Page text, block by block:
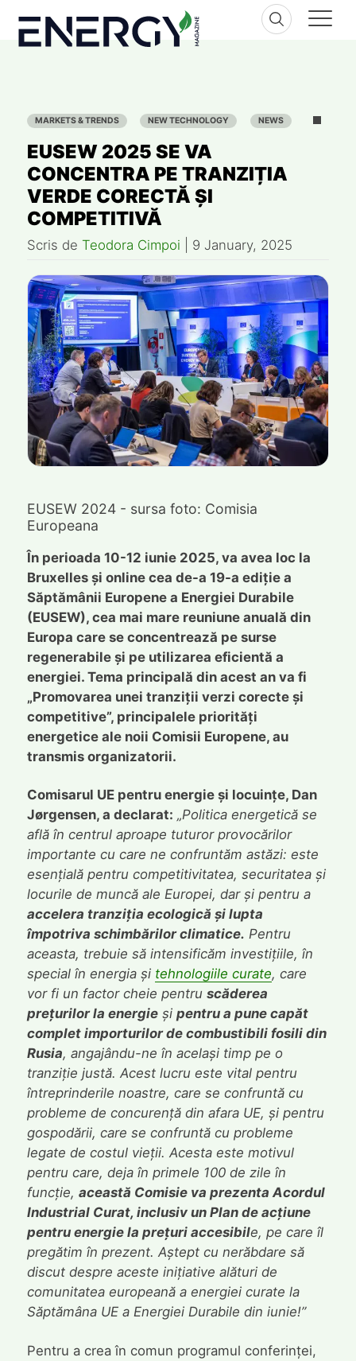
content
MARKETS & TRENDS NEW TECHNOLOGY NEWS
EUSEW 2025 SE VA
CONCENTRA PE TRANZIȚIA
VERDE CORECTĂ ȘI
COMPETITIVĂ
Scris de Teodora Cimpoi 9 January, 2025
EUSEW 2024 - sursa foto: Comisia
Europeana
În perioada 10-12 iunie 2025, va avea loc la
Bruxelles și online cea de-a 19-a ediție a
Săptămânii Europene a Energiei Durabile
(EUSEW), cea mai mare reuniune anuală din
Europa care se concentrează pe surse
regenerabile și pe utilizarea eficientă a
energiei. Tema principală din acest an va fi
„Promovarea unei tranziții verzi corecte și
competitive”, principalele priorități
energetice ale noii Comisii Europene, au
transmis organizatorii.
Comisarul UE pentru energie și locuințe, Dan
Jørgensen, a declarat: „Politica energetică se
află în centrul aproape tuturor provocărilor
importante cu care ne confruntăm astăzi: este
esențială pentru competitivitatea, securitatea și
locurile de muncă ale Europei, dar și pentru a
accelera tranziția ecologică și lupta
împotriva schimbărilor climatice. Pentru
aceasta, trebuie să intensificăm investițiile, în
special în energia și tehnologiile curate, care
vor fi un factor cheie pentru scăderea
prețurilor la energieși pentru a pune capăt
complet importurilor de combustibili fosili din
Rusia, angajându-ne în același timp pe o
tranziție justă. Acest lucru este vital pentru
întreprinderile noastre, care se confruntă cu
probleme de concurență din afara UE, și pentru
gospodării, care se confruntă cu probleme
legate de costul vieții. Acesta este motivul
pentru care, deja în primele 100 de zile în
funcție, această Comisie va prezenta Acordul
Industrial Curat, inclusiv un Plan de acțiune
pentru energie la prețuri accesibile, pe care îl
pregătim în prezent. Aștept cu nerăbdare să
discut despre aceste inițiative alături de
comunitatea europeană a energiei curate la
Săptămâna UE a Energiei Durabile din iunie!”
Pentru a crea în comun programul conferinței,